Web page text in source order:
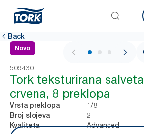
Back
Novo
1 / 3
509430
Tork teksturirana
crvena, 8 preklopa
Vrsta preklopa 1/8
Broj slojeva 2
Kvaliteta
Advanced